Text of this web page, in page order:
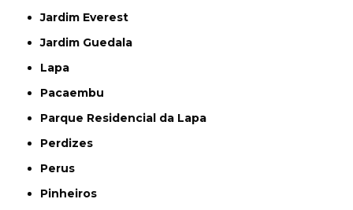
Jardim Everest
Jardim Guedala
Lapa
Pacaembu
Parque Residencial da Lapa
Perdizes
Perus
Pinheiros